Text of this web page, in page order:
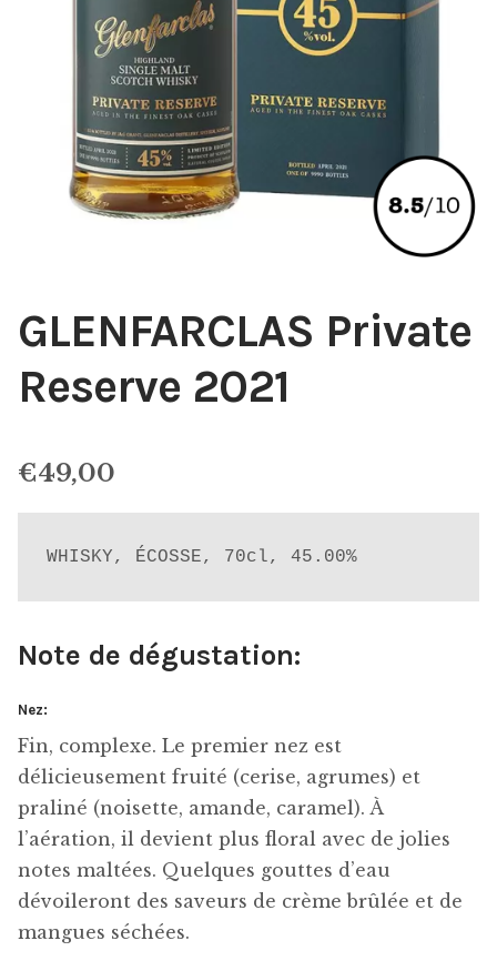
GLENFARCLAS Private
Reserve 2021
€49,00
WHISKY, ÉCOSSE, 70cl, 45.00%
Note de dégustation:
Nez:
Fin, complexe. Le premier nez est
délicieusement fruité (cerise, agrumes) et
praliné (noisette, amande, caramel). À
l’aération, il devient plus floral avec de jolies
notes maltées. Quelques gouttes d’eau
dévoileront des saveurs de crème brûlée et de
mangues séchées.